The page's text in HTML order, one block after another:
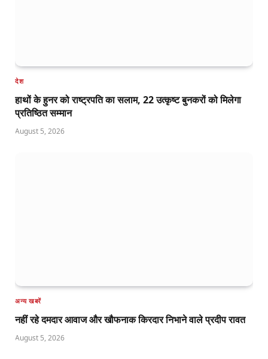
देश
हाथों के हुनर को राष्ट्रपति का सलाम, 22 उत्कृष्ट बुनकरों को मिलेगा
प्रतिष्ठित सम्मान
August 5, 2026
अन्य खबरें
नहीं रहे दमदार आवाज और खौफनाक किरदार निभाने वाले प्रदीप रावत
August 5, 2026